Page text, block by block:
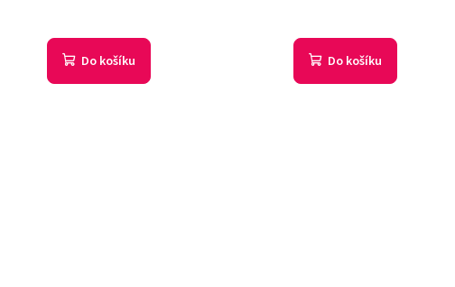
Do košíku Do košíku